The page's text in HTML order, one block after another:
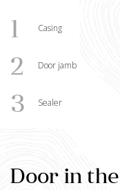
1 Casing
2 Door jamb
3 Sealer
Door in